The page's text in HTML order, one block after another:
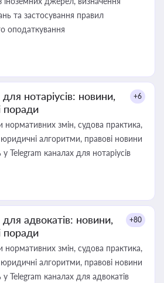
та застосування правил
оподаткування
нотаріусів: новини,
поради
+6
нормативних змін, судова практика,
юридичні алгоритми, правові новини
Telegram каналах для нотаріусів
адвокатів: новини,
поради
+80
нормативних змін, судова практика,
юридичні алгоритми, правові новини
Telegram каналах для адвокатів